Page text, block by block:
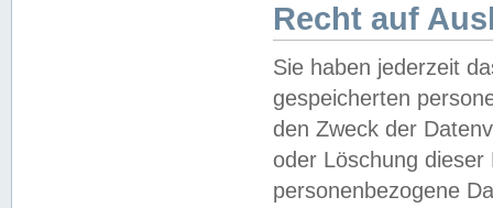
Recht auf
Sie haben jederzeit
gespeicherten
den Zweck der
oder Löschung
personenbezogene